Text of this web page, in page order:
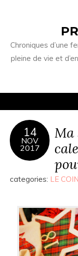
Chroniques d’une
pleine de vie et
14
NOV
2017
Ma
categories: LE